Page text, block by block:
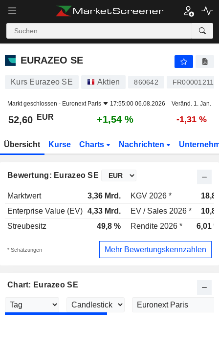
EURAZEO SE
EURAZEO SE
Kurs Eurazeo SE Aktien 860642
Markt geschlossen - Euronext Paris 17:55:00 06.08.2026 Veränd. 1. Jan.
52,60 EUR +1,54 % -1,31 %
Übersicht Kurse Charts Nachrichten
Bewertung: Eurazeo SE
Marktwert 3,36 Mrd. KGV 2026 *
Enterprise Value (EV) 4,33 Mrd. EV / Sales 2026 *
Streubesitz
49,8 % Rendite 2026 * 6,01
* Schätzungen Mehr Bewertungskennzahlen
Chart: Eurazeo SE